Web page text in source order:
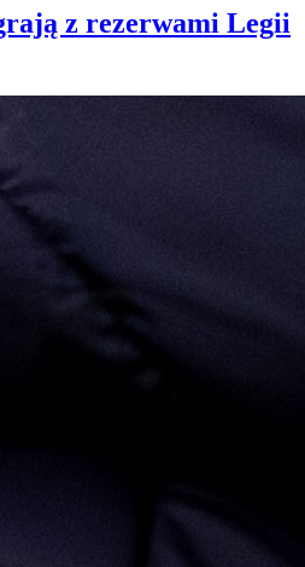
z rezerwami Legii